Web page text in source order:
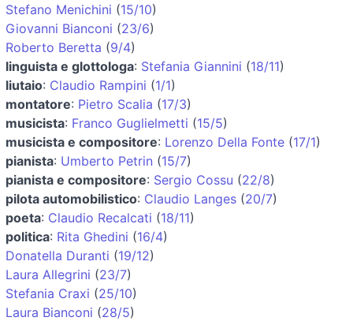
Stefano Menichini (15/10)
Giovanni Bianconi (23/6)
Roberto Beretta (9/4)
linguista e glottologa: Stefania Giannini (18/11)
liutaio: Claudio Rampini (1/1)
montatore: Pietro Scalia (17/3)
musicista: Franco Guglielmetti (15/5)
musicista e compositore: Lorenzo Della Fonte (17/1)
pianista: Umberto Petrin (15/7)
pianista e compositore: Sergio Cossu (22/8)
pilota automobilistico: Claudio Langes (20/7)
poeta: Claudio Recalcati (18/11)
politica: Rita Ghedini (16/4)
Donatella Duranti (19/12)
Laura Allegrini (23/7)
Stefania Craxi (25/10)
Laura Bianconi (28/5)